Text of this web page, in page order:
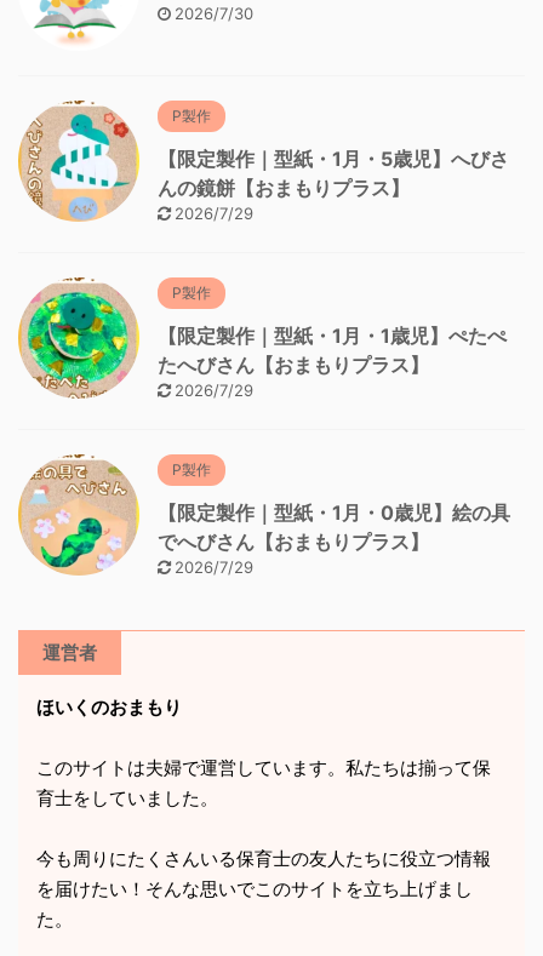
2026/7/30
P製作
【限定製作｜型紙・1月・5歳児】へびさ
んの鏡餅【おまもりプラス】
2026/7/29
P製作
【限定製作｜型紙・1月・1歳児】ぺたぺ
たへびさん【おまもりプラス】
2026/7/29
P製作
【限定製作｜型紙・1月・0歳児】絵の具
でへびさん【おまもりプラス】
2026/7/29
運営者
ほいくのおまもり
このサイトは夫婦で運営しています。私たちは揃って保
育士をしていました。
今も周りにたくさんいる保育士の友人たちに役立つ情報
を届けたい！そんな思いでこのサイトを立ち上げまし
た。